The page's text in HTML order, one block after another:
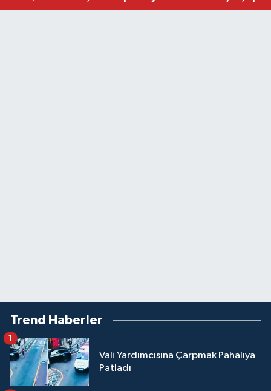
Trend Haberler
Vali Yardımcısına Çarpmak Pahalıya
Patladı
1